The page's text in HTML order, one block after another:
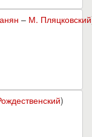
– М. Пляцковский
)